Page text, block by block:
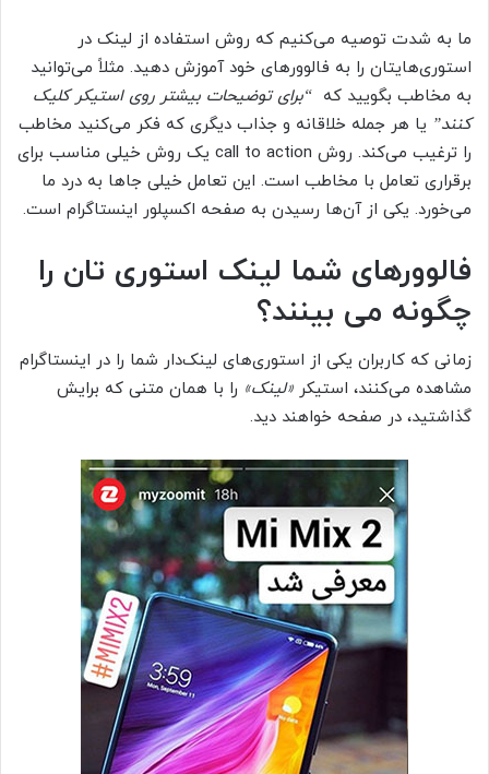
ما به شدت توصیه می‌کنیم که روش استفاده از لینک در
استوری‌هایتان را به فالوورهای خود آموزش دهید. مثلاً می‌توانید
به مخاطب بگویید که “برای توضیحات بیشتر روی استیکر کلیک
کنند” یا هر جمله خلاقانه و جذاب دیگری که فکر می‌کنید مخاطب
را ترغیب می‌کند. روش call to action یک روش خیلی مناسب برای
برقراری تعامل با مخاطب است. این تعامل خیلی جاها به درد ما
می‌خورد. یکی از آن‌ها رسیدن به صفحه اکسپلور اینستاگرام است.
فالوورهای شما لینک استوری تان را
چگونه می بینند؟
زمانی که کاربران یکی از استوری‌های لینک‌دار شما را در اینستاگرام
مشاهده می‌کنند، استیکر «لینک» را با همان متنی که برایش
گذاشتید، در صفحه خواهند دید.